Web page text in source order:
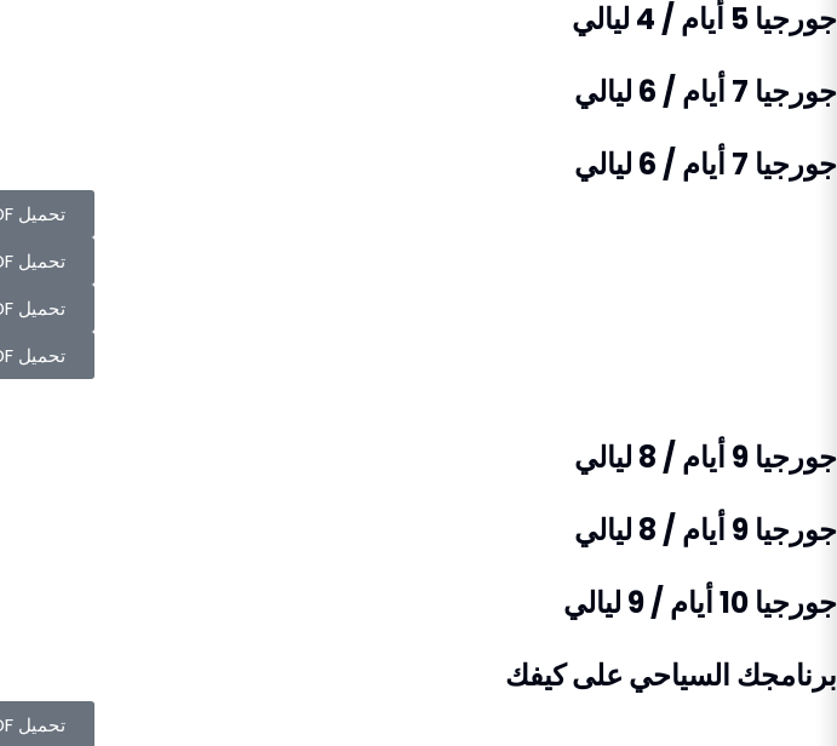
جورجيا 5 أيام / 4 ليالي
جورجيا 7 أيام / 6 ليالي
جورجيا 7 أيام / 6 ليالي
تحميل PDF
تحميل PDF
تحميل PDF
تحميل PDF
جورجيا 9 أيام / 8 ليالي
جورجيا 9 أيام / 8 ليالي
جورجيا 10 أيام / 9 ليالي
برنامجك السياحي على كيفك
تحميل PDF